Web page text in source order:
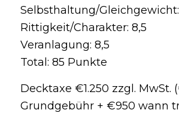
Selbsthaltung/
Rittigkeit/Charakter: 8,5
Veranlagung: 8,5
Total: 85 Punkte
Decktaxe €1.250 zzgl. MwSt.
Grundgebühr + €950 wann